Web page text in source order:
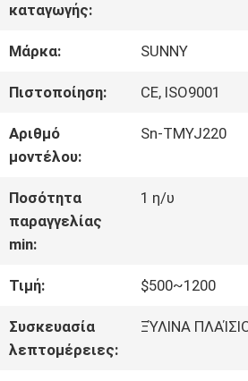
ΠΕΡΊΠΟΥ
ΕΜΕΊΣ
ΓΎΡΟΣ
ΕΡΓΟΣΤΑΣΊΩΝ
ΠΟΙΟΤΙΚΌΣ
ΈΛΕΓΧΟΣ
καταγωγής:
Μάρκα: SUNNY
Πιστοποίηση: CE, ISO9001
Αριθμό
μοντέλου:
Sn-TMYJ220
Ποσότητα
παραγγελίας
min:
1 η/υ
Τιμή: $500~1200
Συσκευασία
λεπτομέρειες:
ΞΎΛΙΝΑ